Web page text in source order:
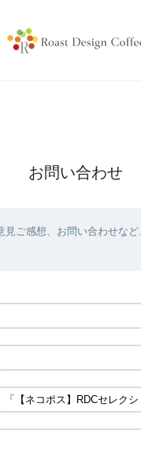
お問い合わせ
ご感想、お問い合わせな